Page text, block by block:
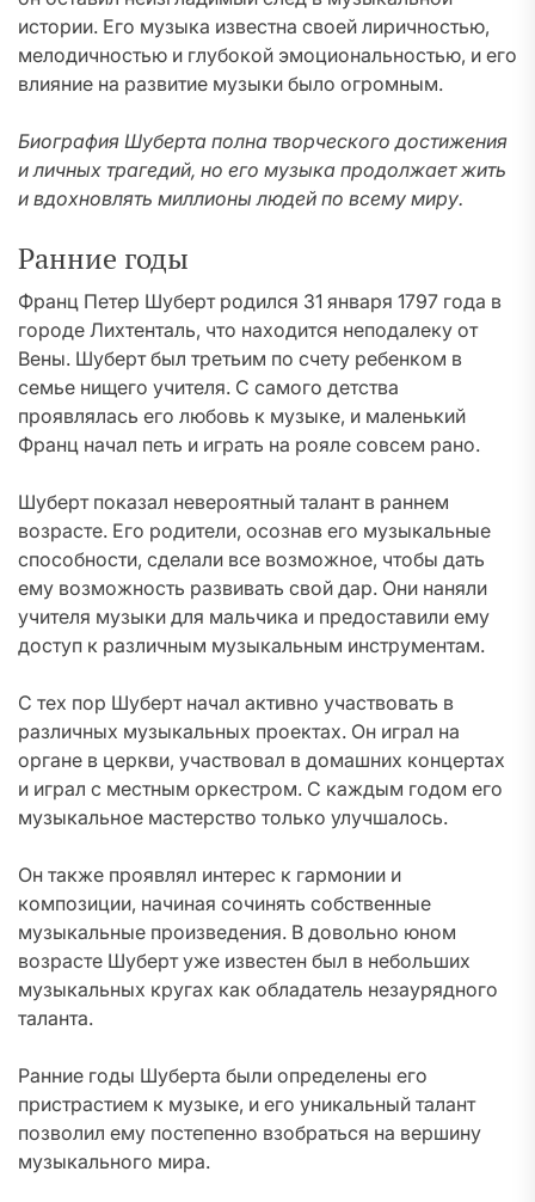
истории. Его музыка известна своей лиричностью,
мелодичностью и глубокой эмоциональностью, и его
влияние на развитие музыки было огромным.
Биография Шуберта полна творческого достижения
и личных трагедий, но его музыка продолжает жить
и вдохновлять миллионы людей по всему миру.
Ранние годы
Франц Петер Шуберт родился 31 января 1797 года в
городе Лихтенталь, что находится неподалеку от
Вены. Шуберт был третьим по счету ребенком в
семье нищего учителя. С самого детства
проявлялась его любовь к музыке, и маленький
Франц начал петь и играть на рояле совсем рано.
Шуберт показал невероятный талант в раннем
возрасте. Его родители, осознав его музыкальные
способности, сделали все возможное, чтобы дать
ему возможность развивать свой дар. Они наняли
учителя музыки для мальчика и предоставили ему
доступ к различным музыкальным инструментам.
С тех пор Шуберт начал активно участвовать в
различных музыкальных проектах. Он играл на
органе в церкви, участвовал в домашних концертах
и играл с местным оркестром. С каждым годом его
музыкальное мастерство только улучшалось.
Он также проявлял интерес к гармонии и
композиции, начиная сочинять собственные
музыкальные произведения. В довольно юном
возрасте Шуберт уже известен был в небольших
музыкальных кругах как обладатель незаурядного
таланта.
Ранние годы Шуберта были определены его
пристрастием к музыке, и его уникальный талант
позволил ему постепенно взобраться на вершину
музыкального мира.